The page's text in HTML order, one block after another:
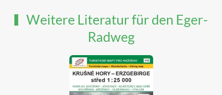
Weitere Literatur für den Eger-
Radweg